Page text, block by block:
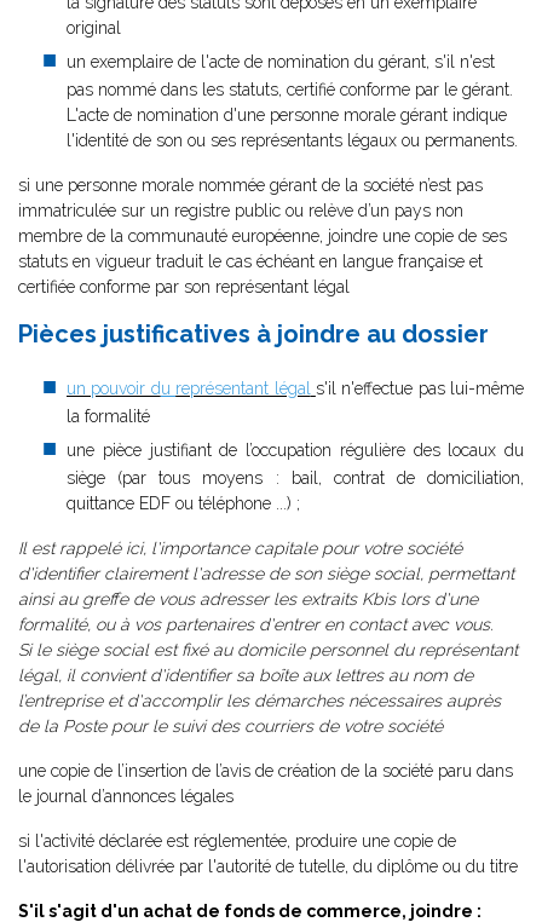
original
un exemplaire de l'acte de nomination du gérant, s'il n'est
pas nommé dans les statuts, certifié conforme par le gérant.
L'acte de nomination d'une personne morale gérant indique
l'identité de son ou ses représentants légaux ou permanents.
si une personne morale nommée gérant de la société n’est pas
immatriculée sur un registre public ou relève d’un pays non
membre de la communauté européenne, joindre une copie de ses
statuts en vigueur traduit le cas échéant en langue française et
certifiée conforme par son représentant légal
Pièces justificatives à joindre au dossier
un pouvoir du représentant légal s'il n'effectue pas lui-même
la formalité
une pièce justifiant de l’occupation régulière des locaux du
siège (par tous moyens : bail, contrat de domiciliation,
quittance EDF ou téléphone ...) ;
Il est rappelé ici, l'importance capitale pour votre société
d'identifier clairement l'adresse de son siège social, permettant
ainsi au greffe de vous adresser les extraits Kbis lors d'une
formalité, ou à vos partenaires d'entrer en contact avec vous.
Si le siège social est fixé au domicile personnel du représentant
légal, il convient d'identifier sa boîte aux lettres au nom de
l’entreprise et d'accomplir les démarches nécessaires auprès
de la Poste pour le suivi des courriers de votre société
une copie de l’insertion de l’avis de création de la société paru dans
le journal d’annonces légales
si l'activité déclarée est réglementée, produire une copie de
l'autorisation délivrée par l'autorité de tutelle, du diplôme ou du titre
S'il s'agit d'un achat de fonds de commerce, joindre :